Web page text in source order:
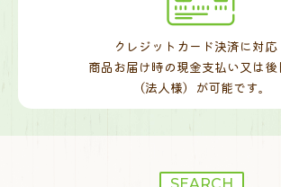
クレジットカード決済に対応
商品お届け時の現金支払い又は後
（法人様）が可能です。